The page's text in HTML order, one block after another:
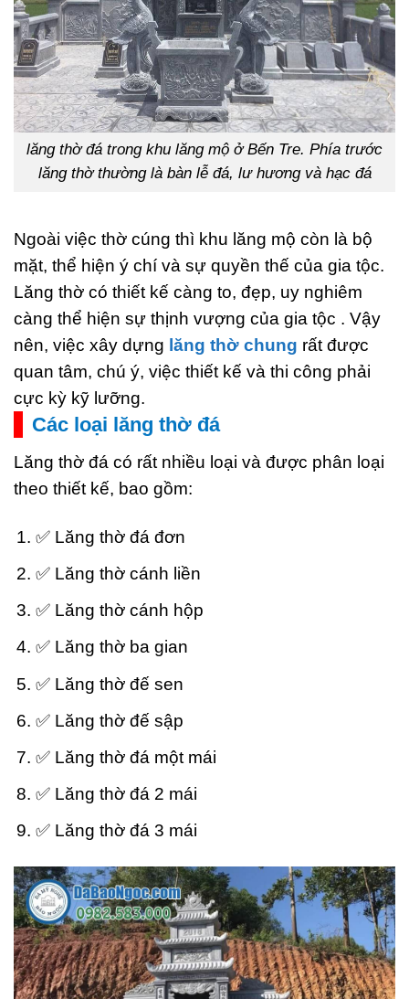
lăng thờ đá trong khu lăng mộ ở Bến Tre. Phía trước
lăng thờ thường là bàn lễ đá, lư hương và hạc đá
Ngoài việc thờ cúng thì khu lăng mộ còn là bộ
mặt, thể hiện ý chí và sự quyền thế của gia tộc.
Lăng thờ có thiết kế càng to, đẹp, uy nghiêm
càng thể hiện sự thịnh vượng của gia tộc . Vậy
nên, việc xây dựng lăng thờ chung rất được
quan tâm, chú ý, việc thiết kế và thi công phải
cực kỳ kỹ lưỡng.
Các loại lăng thờ đá
Lăng thờ đá có rất nhiều loại và được phân loại
theo thiết kế, bao gồm:
✅ Lăng thờ đá đơn
✅ Lăng thờ cánh liền
✅ Lăng thờ cánh hộp
✅ Lăng thờ ba gian
✅ Lăng thờ đế sen
✅ Lăng thờ đế sập
✅ Lăng thờ đá một mái
✅ Lăng thờ đá 2 mái
✅ Lăng thờ đá 3 mái